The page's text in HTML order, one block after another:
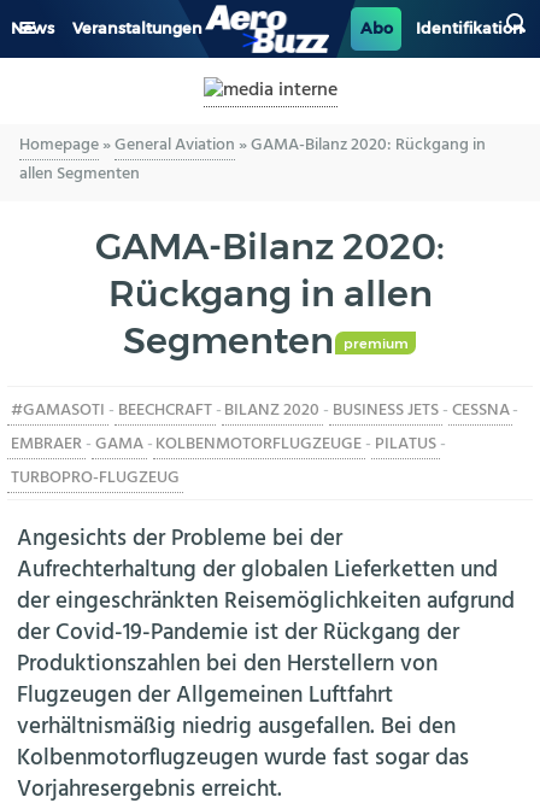
News Veranstaltungen Abo Identifikation
BIZAV
HELIKOPTER
BERUFE
AERO-KULTUR
Homepage»General Aviation »GAMA-Bilanz 2020: Rückgang in
allen Segmenten
GAMA-Bilanz 2020:
Rückgang in allen
Segmenten
premium
#GAMASOTI - BEECHCRAFT-BILANZ 2020 - BUSINESS JETS-CESSNA-
EMBRAER-GAMA-KOLBENMOTORFLUGZEUGE- PILATUS-
TURBOPRO-FLUGZEUG
Angesichts der Probleme bei der
Aufrechterhaltung der globalen Lieferketten und
der eingeschränkten Reisemöglichkeiten aufgrund
der Covid-19-Pandemie ist der Rückgang der
Produktionszahlen bei den Herstellern von
Flugzeugen der Allgemeinen Luftfahrt
verhältnismäßig niedrig ausgefallen. Bei den
Kolbenmotorflugzeugen wurde fast sogar das
Vorjahresergebnis erreicht.